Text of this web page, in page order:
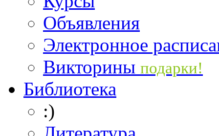
Объявления
Электронное
Викторины подарки!
Библиотека
:)